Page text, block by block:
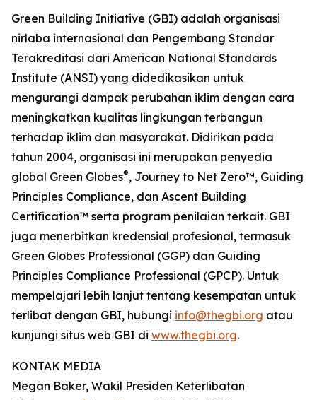
Green Building Initiative (GBI) adalah organisasi
nirlaba internasional dan Pengembang Standar
Terakreditasi dari American National Standards
Institute (ANSI) yang didedikasikan untuk
mengurangi dampak perubahan iklim dengan cara
meningkatkan kualitas lingkungan terbangun
terhadap iklim dan masyarakat. Didirikan pada
tahun 2004, organisasi ini merupakan penyedia
global Green Globes®, Journey to Net Zero™, Guiding
Principles Compliance, dan Ascent Building
Certification™ serta program penilaian terkait. GBI
juga menerbitkan kredensial profesional, termasuk
Green Globes Professional (GGP) dan Guiding
Principles Compliance Professional (GPCP). Untuk
mempelajari lebih lanjut tentang kesempatan untuk
terlibat dengan GBI, hubungi info@thegbi.org atau
kunjungi situs web GBI di www.thegbi.org.
KONTAK MEDIA
Megan Baker, Wakil Presiden Keterlibatan